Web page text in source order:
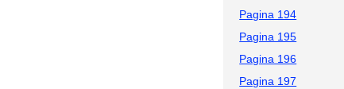
Pagina 194
Pagina 195
Pagina 196
Pagina 197